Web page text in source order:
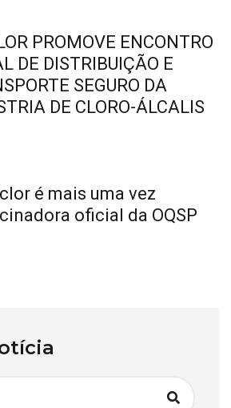
PROMOVE ENCONTRO
DE DISTRIBUIÇÃO E
SEGURO DA
DE CLORO-ÁLCALIS
é mais uma vez
oficial da OQSP